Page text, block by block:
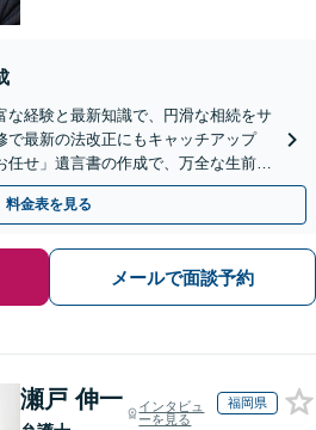
な経験と最新知識で、円滑な相続をサ
で最新の法改正にもキャッチアップ
任せ」遺言書の作成で、万全な生前対
休日面談可】
料金表を見る
メールで面談予約
瀬戸 伸一
インタビュ
ーを見る
福岡県